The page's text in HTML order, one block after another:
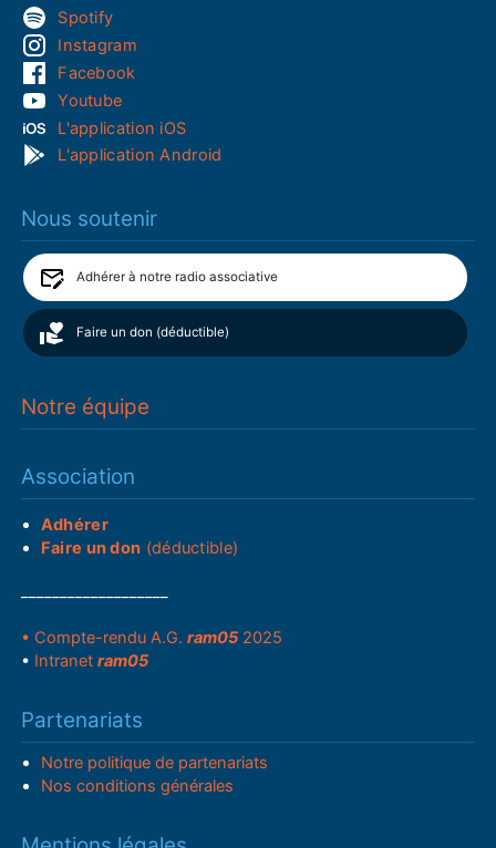
Spotify
Instagram
Facebook
Youtube
L'application iOS
L'application Android
Nous soutenir
Adhérer à notre radio associative
Faire un don (déductible)
Notre équipe
Association
Adhérer
Faire un don (déductible)
• Compte-rendu A.G.ram05 2025
• Intranetram05
Partenariats
Notre politique de partenariats
Nos conditions générales